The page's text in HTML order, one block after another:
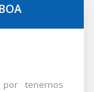
tenernos